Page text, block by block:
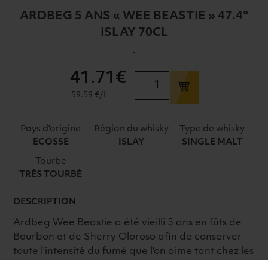
ARDBEG 5 ANS « WEE BEASTIE » 47.4°
ISLAY 70CL
-
ARDBEG
41 .71€
59.59 €/L
Pays d'origine
ECOSSE
Région du whisky
ISLAY
Type de whisky
SINGLE MALT
Tourbe
TRÈS TOURBÉ
DESCRIPTION
Ardbeg Wee Beastie a été vieilli 5 ans en fûts de
Bourbon et de Sherry Oloroso afin de conserver
toute l'intensité du fumé que l'on aime tant chez les